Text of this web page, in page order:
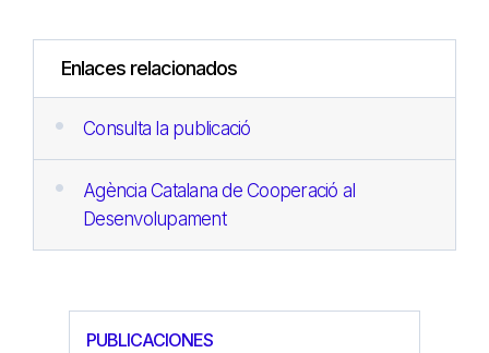
Enlaces relacionados
Consulta la publicació
Agència Catalana de Cooperació al
Desenvolupament
PUBLICACIONES